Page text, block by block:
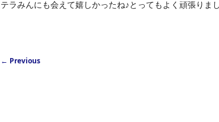
テラみんにも会えて嬉しかったね♪とってもよく頑張りま
Post navigation
← Previous